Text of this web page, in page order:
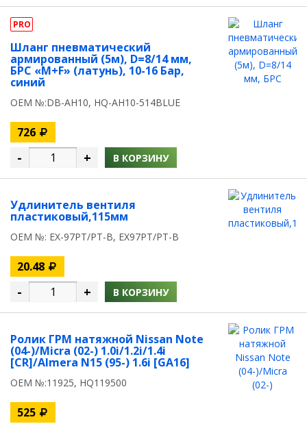
PRO
Шланг пневматический
армированный (5м), D=8/14 мм,
БРС «M+F» (латунь), 10-16 Бар,
синий
OEM №:DB-AH10, HQ-AH10-514BLUE
726
- + В КОРЗИНУ
Удлинитель вентиля
пластиковый,115мм
OEM №: EX-97PT/PT-B, EX97PT/PT-B
20.48
- + В КОРЗИНУ
Ролик ГРМ натяжной Nissan Note
(04-)/Micra (02-) 1.0i/1.2i/1.4i
[CR]/Almera N15 (95-) 1.6i [GA16]
OEM №:11925, HQ119500
525